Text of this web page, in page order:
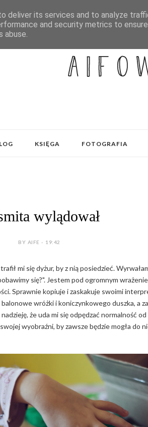
KSIĘGA FOTOGRAFIA
wylądował
BY AIFE - 19:42
mi się dyżur, by z nią posiedzieć.
się?". Jestem pod ogromnym
Sprawnie kopiuje i zaskakuje swoimi
wróżki i koniczynkowego duszka, a
że uda mi się odpędzać normalność od
wyobraźni, by zawsze będzie mogła do
deliver its services and to analyze
and security metrics to
abuse.